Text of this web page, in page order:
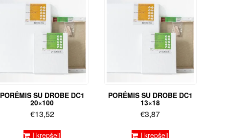
PORĖMIS SU DROBE DC1
20×100
€13,52
Į krepšelį
PORĖMIS SU DROBE DC1
13×18
€3,87
Į krepšelį